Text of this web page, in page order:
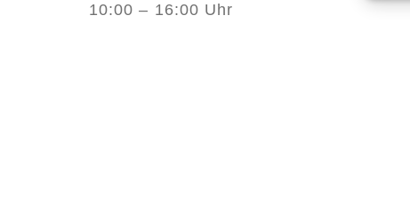
10:00 – 16:00 Uhr